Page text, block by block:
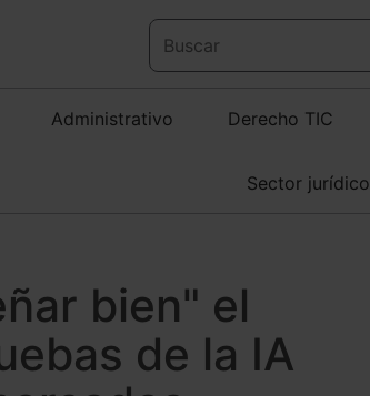
Administrativo Derecho TIC
Sector jurídico
bien" el
de la IA